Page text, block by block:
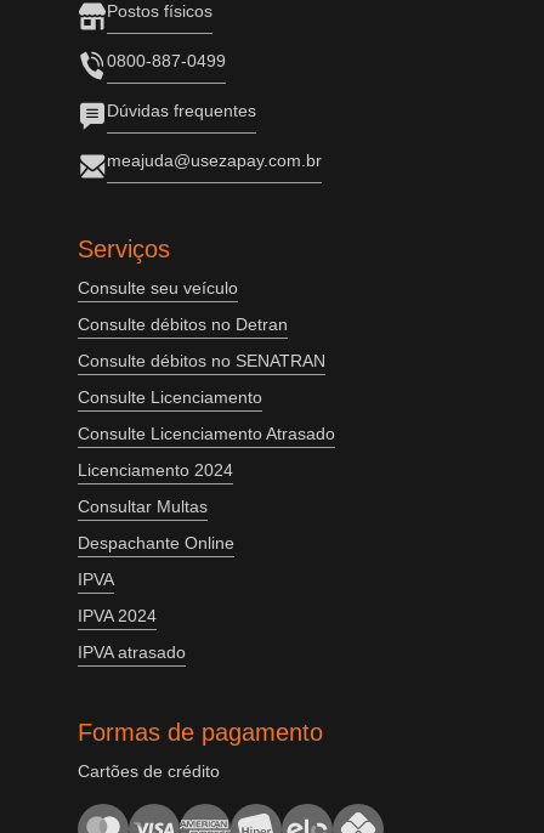
Postos físicos
0800-887-0499
Dúvidas frequentes
meajuda@usezapay.com.br
Serviços
Consulte seu veículo
Consulte débitos no Detran
Consulte débitos no SENATRAN
Consulte Licenciamento
Consulte Licenciamento Atrasado
Licenciamento 2024
Consultar Multas
Despachante Online
IPVA
IPVA 2024
IPVA atrasado
Formas de pagamento
Cartões de crédito